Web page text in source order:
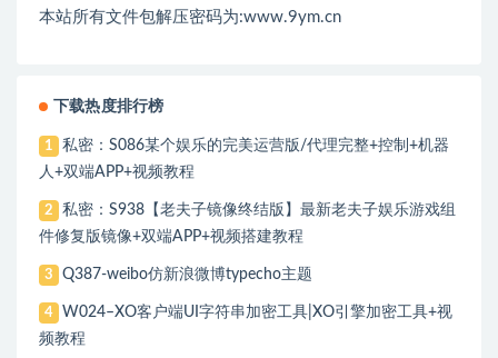
本站所有文件包解压密码为:www.9ym.cn
下载热度排行榜
1
私密：S086某个娱乐的完美运营版/代理完整+控制+机器
人+双端APP+视频教程
2
私密：S938【老夫子镜像终结版】最新老夫子娱乐游戏组
件修复版镜像+双端APP+视频搭建教程
3 Q387-weibo仿新浪微博typecho主题
4
W024–XO客户端UI字符串加密工具|XO引擎加密工具+视
频教程